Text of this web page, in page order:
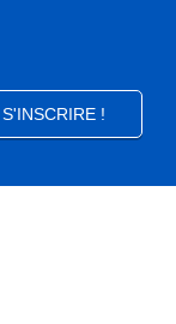
S'INSCRIRE !